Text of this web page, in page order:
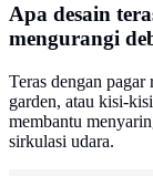
Apa desain
mengurangi
Teras dengan
garden, atau kisi-
membantu
sirkulasi udara.